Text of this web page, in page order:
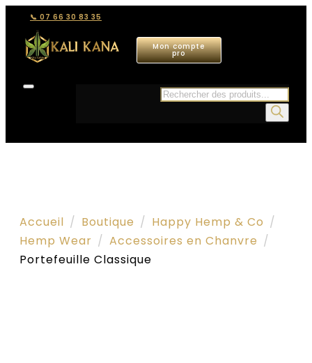
📞 07 66 30 83 35
Mon compte
pro
Recherche
Accueil Boutique
Happy Hemp & Co
Hemp Wear
Accessoires en Chanvre
Portefeuille Classique